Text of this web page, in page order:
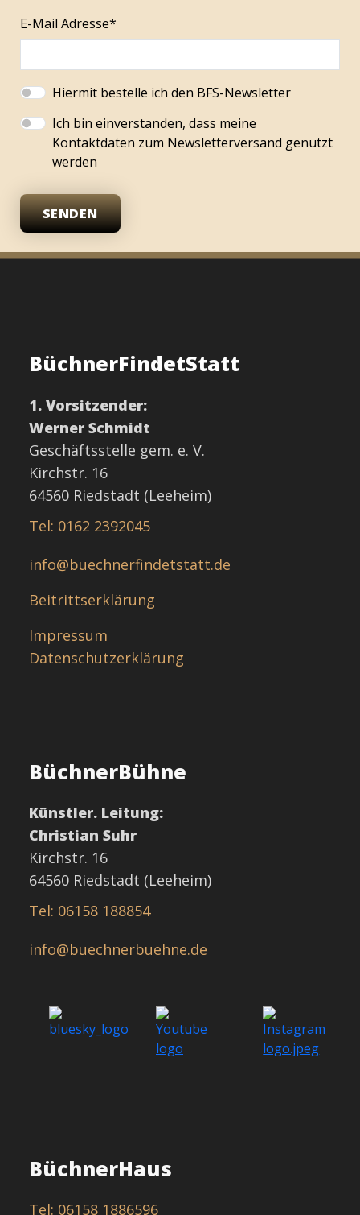
E-Mail Adresse*
Hiermit bestelle ich den BFS-Newsletter
Ich bin einverstanden, dass meine
Kontaktdaten zum Newsletterversand genutzt
werden
SENDEN
BüchnerFindetStatt
1. Vorsitzender:
Werner Schmidt
Geschäftsstelle gem. e. V.
Kirchstr. 16
64560 Riedstadt (Leeheim)
Tel: 0162 2392045
info@buechnerfindetstatt.de
Beitrittserklärung
Impressum
Datenschutzerklärung
BüchnerBühne
Künstler. Leitung:
Christian Suhr
Kirchstr. 16
64560 Riedstadt (Leeheim)
Tel: 06158 188854
info@buechnerbuehne.de
BüchnerHaus
Tel: 06158 1886596